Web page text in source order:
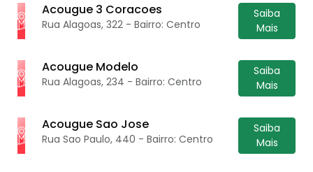
Acougue 3 Coracoes
Rua Alagoas, 322 - Bairro: Centro
Saiba
Mais
Acougue Modelo
Rua Alagoas, 234 - Bairro: Centro
Saiba
Mais
Acougue Sao Jose
Rua Sao Paulo, 440 - Bairro: Centro
Saiba
Mais